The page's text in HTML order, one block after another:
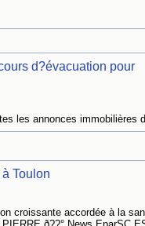
d?évacuation pour
les annonces immobilières
Toulon
croissante accordée à la